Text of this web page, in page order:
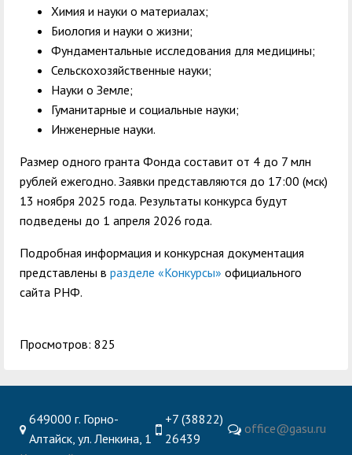
Химия и науки о материалах;
Биология и науки о жизни;
Фундаментальные исследования для медицины;
Сельскохозяйственные науки;
Науки о Земле;
Гуманитарные и социальные науки;
Инженерные науки.
Размер одного гранта Фонда составит от 4 до 7 млн
рублей ежегодно. Заявки представляются до 17:00 (мск)
13 ноября 2025 года. Результаты конкурса будут
подведены до 1 апреля 2026 года.
Подробная информация и конкурсная документация
представлены в разделе «Конкурсы» официального
сайта РНФ.
Просмотров: 825
649000 г. Горно-
Алтайск, ул. Ленкина, 1
+7 (38822)
26439
office@gasu.ru